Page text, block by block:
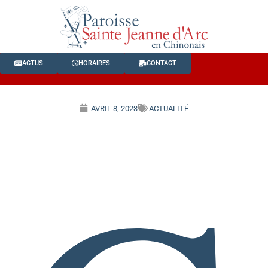
ACTUS HORAIRES CONTACT
AVRIL 8, 2023 ACTUALITÉ